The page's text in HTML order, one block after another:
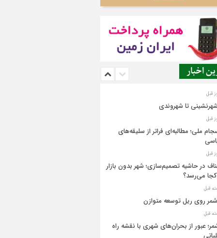
اخبار
تا شهروندی
ملی؛ مطالبه‌ای فراتر از سلیقه‌های
در حاشیه تصمیم‌سازی؛ شهر بدون بازار
می‌رسد؟
روی ریل توسعه متوازن
عبور از بحران‌های شهری با نقشه راه